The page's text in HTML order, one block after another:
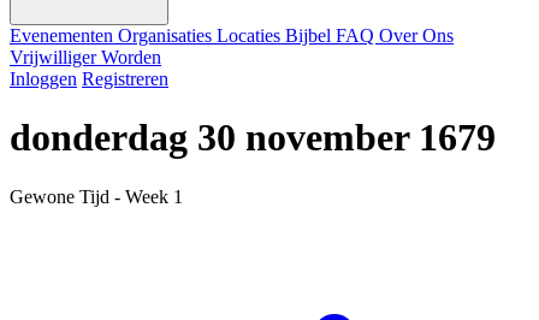
Evenementen Organisaties Locaties Bijbel FAQ Over Ons
Vrijwilliger Worden
Inloggen Registreren
donderdag 30 november 1679
Gewone Tijd - Week 1